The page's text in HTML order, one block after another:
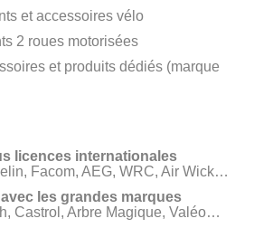
et accessoires vélo
2 roues motorisées
et produits dédiés (marque
licences internationales
Facom, AEG, WRC, Air Wick…
les grandes marques
Castrol, Arbre Magique, Valéo…